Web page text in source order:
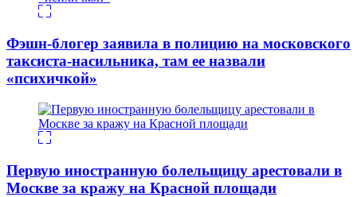
Фэшн-блогер заявила в полицию на московского
таксиста-насильника, там ее назвали
«психичкой»
Первую иностранную болельщицу арестовали в
Москве за кражу на Красной площади